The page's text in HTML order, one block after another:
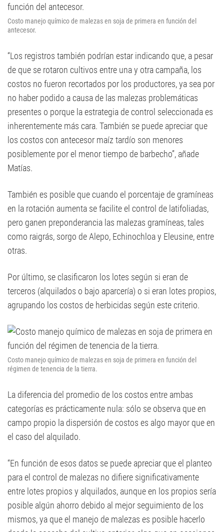
Costo manejo químico de malezas en soja de primera en función del
antecesor.
“Los registros también podrían estar indicando que, a pesar
de que se rotaron cultivos entre una y otra campaña, los
costos no fueron recortados por los productores, ya sea por
no haber podido a causa de las malezas problemáticas
presentes o porque la estrategia de control seleccionada es
inherentemente más cara. También se puede apreciar que
los costos con antecesor maíz tardío son menores
posiblemente por el menor tiempo de barbecho”, añade
Matías.
También es posible que cuando el porcentaje de gramíneas
en la rotación aumenta se facilite el control de latifoliadas,
pero ganen preponderancia las malezas gramíneas, tales
como raigrás, sorgo de Alepo, Echinochloa y Eleusine, entre
otras.
Por último, se clasificaron los lotes según si eran de
terceros (alquilados o bajo aparcería) o si eran lotes propios,
agrupando los costos de herbicidas según este criterio.
Costo manejo químico de malezas en soja de primera en función del
régimen de tenencia de la tierra.
La diferencia del promedio de los costos entre ambas
categorías es prácticamente nula: sólo se observa que en
campo propio la dispersión de costos es algo mayor que en
el caso del alquilado.
“En función de esos datos se puede apreciar que el planteo
para el control de malezas no difiere significativamente
entre lotes propios y alquilados, aunque en los propios sería
posible algún ahorro debido al mejor seguimiento de los
mismos, ya que el manejo de malezas es posible hacerlo